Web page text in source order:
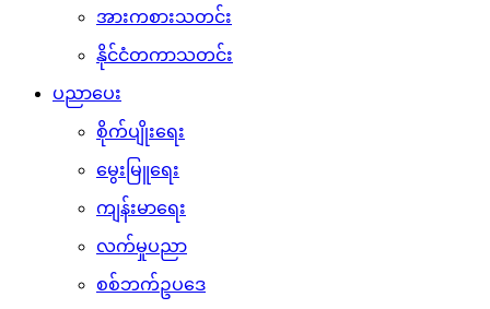
အားကစားသတင်း
နိုင်ငံတကာသတင်း
ပညာပေး
စိုက်ပျိုးရေး
မွေးမြူရေး
ကျန်းမာရေး
လက်မှုပညာ
စစ်ဘက်ဥပဒေ